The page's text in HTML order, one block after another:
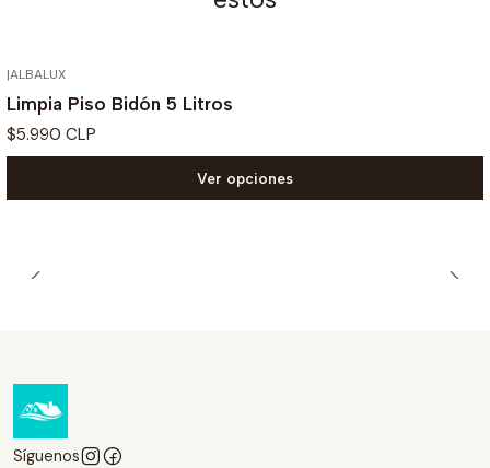
|ALBALUX
Limpia Piso Bidón 5 Litros
$5.990 CLP
Ver opciones
Síguenos